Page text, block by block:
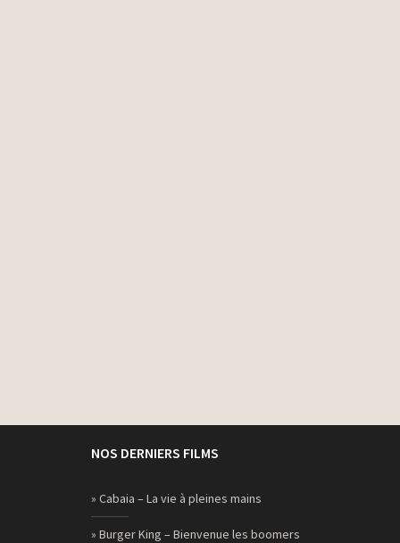
NOS DERNIERS FILMS
» Cabaia – La vie à pleines mains
» Burger King – Bienvenue les boomers